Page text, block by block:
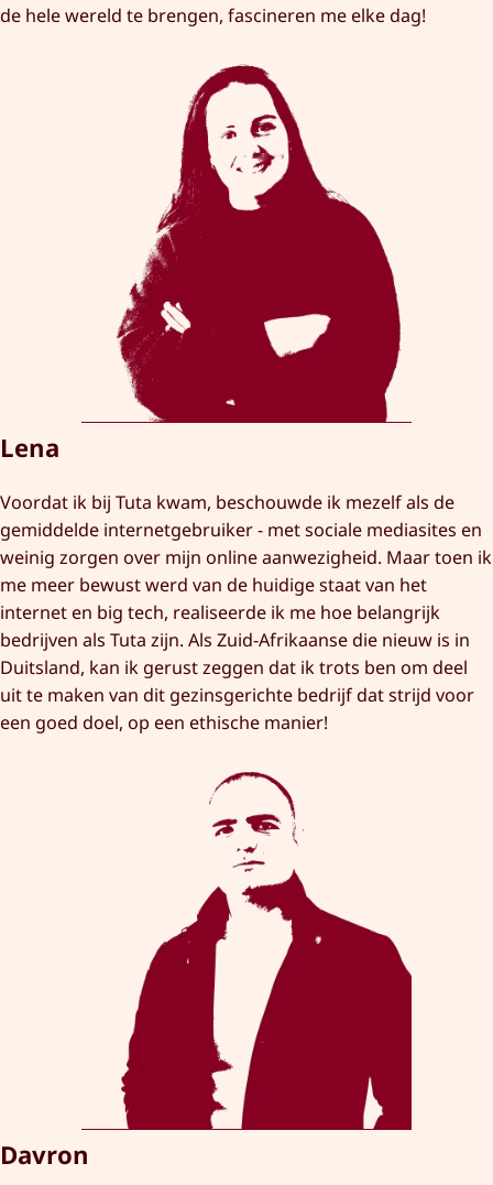
de hele wereld te brengen, fascineren me elke dag!
Lena
Voordat ik bij Tuta kwam, beschouwde ik mezelf als de
gemiddelde internetgebruiker - met sociale mediasites en
weinig zorgen over mijn online aanwezigheid. Maar toen ik
me meer bewust werd van de huidige staat van het
internet en big tech, realiseerde ik me hoe belangrijk
bedrijven als Tuta zijn. Als Zuid-Afrikaanse die nieuw is in
Duitsland, kan ik gerust zeggen dat ik trots ben om deel
uit te maken van dit gezinsgerichte bedrijf dat strijd voor
een goed doel, op een ethische manier!
Davron